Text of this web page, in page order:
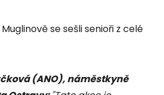
se sešli senioři z celé
(ANO), náměstkyně